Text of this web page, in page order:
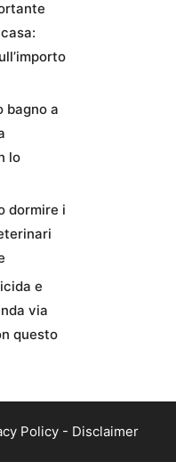
bagno a
lo
dormire i
e
via
questo
Policy - Disclaimer